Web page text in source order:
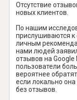
Отсутствие
новых клиентов.
По нашим
прислушиваются к
личным
нами людей
отзывов на Google
пользователи
вероятнее
если локально
без отзывов.